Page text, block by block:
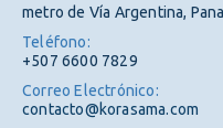
metro de Vía Argentina,
Teléfono:
+507 6600 7829
Correo Electrónico:
contacto@korasama.com